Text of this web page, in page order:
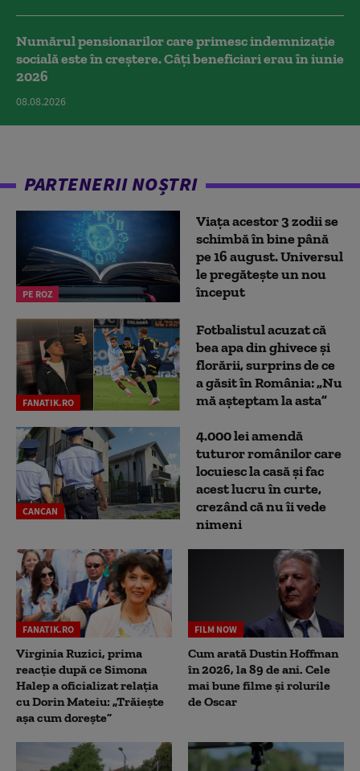
Numărul pensionarilor care primesc indemnizaţie
socială este în creștere. Câți beneficiari erau în iunie
2026
08.08.2026
PARTENERII NOȘTRI
PE ROZ
Viața acestor 3 zodii se
schimbă în bine până
pe 16 august. Universul
le pregătește un nou
început
FANATIK.RO
Fotbalistul acuzat că
bea apa din ghivece și
florării, surprins de ce
a găsit în România: „Nu
mă așteptam la asta”
CANCAN
4.000 lei amendă
tuturor românilor care
locuiesc la casă și fac
acest lucru în curte,
crezând că nu îi vede
nimeni
FANATIK.RO
Virginia Ruzici, prima
reacție după ce Simona
Halep a oficializat relația
cu Dorin Mateiu: „Trăiește
așa cum dorește”
FILM NOW
Cum arată Dustin Hoffman
în 2026, la 89 de ani. Cele
mai bune filme și rolurile
de Oscar